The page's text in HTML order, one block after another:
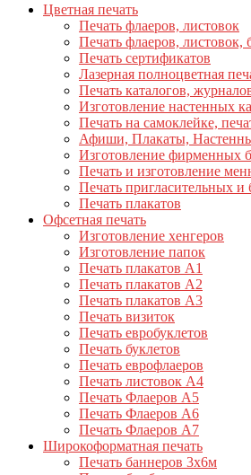
Цветная печать
Печать флаеров, листовок
Печать флаеров, листовок,
Печать сертификатов
Лазерная полноцветная
Печать каталогов,
Изготовление настенных
Печать на самоклейке,
Афиши, Плакаты,
Изготовление фирменных
Печать и изготовление
Печать пригласительных и
Печать плакатов
Офсетная печать
Изготовление хенгеров
Изготовление папок
Печать плакатов А1
Печать плакатов А2
Печать плакатов А3
Печать визиток
Печать евробуклетов
Печать буклетов
Печать еврофлаеров
Печать листовок А4
Печать Флаеров А5
Печать Флаеров А6
Печать Флаеров А7
Широкоформатная печать
Печать баннеров 3х6м